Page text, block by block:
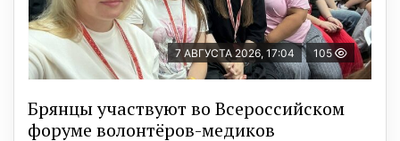
7 АВГУСТА 2026, 17:04 105
Брянцы участвуют во Всероссийском
форуме волонтёров-медиков